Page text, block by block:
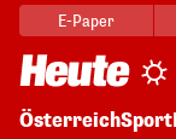
E-Paper
ÖsterreichSport